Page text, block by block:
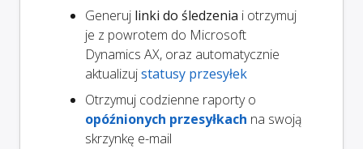
Generuj linki do śledzenia i otrzymuj
je z powrotem do Microsoft
Dynamics AX, oraz automatycznie
aktualizujstatusy przesyłek
Otrzymuj codzienne raporty o
opóźnionych przesyłkach na swoją
skrzynkę e-mail